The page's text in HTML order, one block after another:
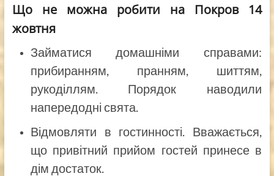
Що не можна робити на Покров 14
жовтня
Займатися домашніми справами:
прибиранням, пранням, шиттям,
рукоділлям. Порядок наводили
напередодні свята.
Відмовляти в гостинності. Вважається,
що привітний прийом гостей принесе в
дім достаток.